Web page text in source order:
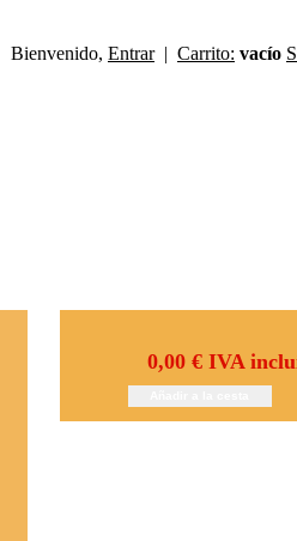
Bienvenido, Entrar| Carrito: vacío
0,00 €IVA